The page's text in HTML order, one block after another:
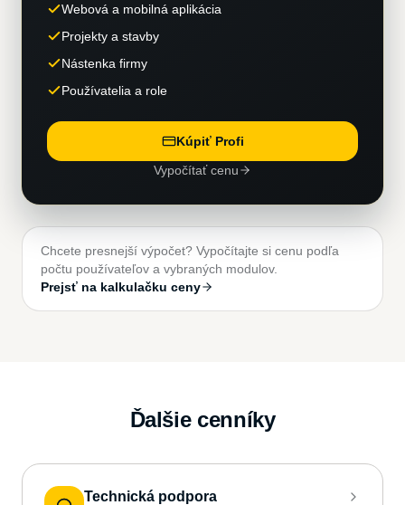
Webová a mobilná aplikácia
Projekty a stavby
Nástenka firmy
Používatelia a role
Kúpiť Profi
Vypočítať cenu
Chcete presnejší výpočet? Vypočítajte si cenu podľa
počtu používateľov a vybraných modulov.
Prejsť na kalkulačku ceny
Ďalšie cenníky
Technická podpora